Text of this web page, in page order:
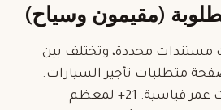
(مقيمون وسياح)
مستندات محددة، وتختلف بين
صفحة متطلبات تأجير السيارات.
تتبع الرفاهية سياسات عمر قياسية: 21+ لمعظم